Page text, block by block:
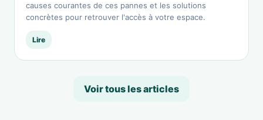
causes courantes de ces pannes et les solutions
concrètes pour retrouver l'accès à votre espace.
Lire
Voir tous les articles